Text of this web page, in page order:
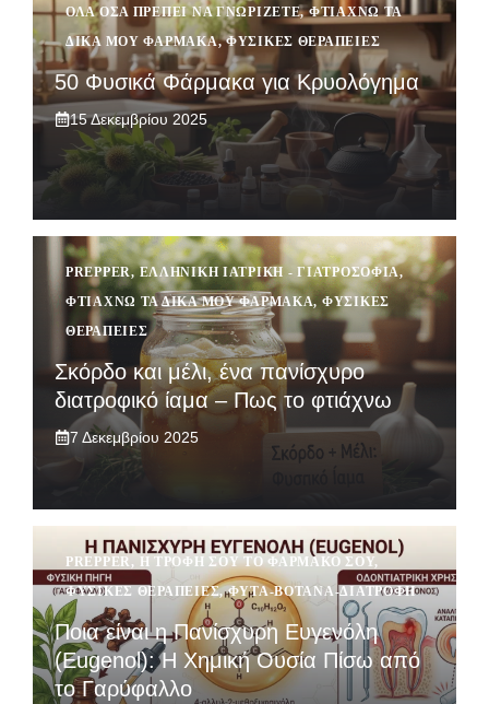
ΌΛΑ ΌΣΑ ΠΡΈΠΕΙ ΝΑ ΓΝΩΡΊΖΕΤΕ,ΦΤΙΆΧΝΩ ΤΑ
ΔΙΚΆ ΜΟΥ ΦΆΡΜΑΚΑ,ΦΥΣΙΚΈΣ ΘΕΡΑΠΕΊΕΣ
50 Φυσικά Φάρμακα για Κρυολόγημα
15 Δεκεμβρίου 2025
PREPPER,ΕΛΛΗΝΙΚΉ ΙΑΤΡΙΚΉ - ΓΙΑΤΡΟΣΌΦΙΑ,
ΦΤΙΆΧΝΩ ΤΑ ΔΙΚΆ ΜΟΥ ΦΆΡΜΑΚΑ, ΦΥΣΙΚΈΣ
ΘΕΡΑΠΕΊΕΣ
Σκόρδο και μέλι, ένα πανίσχυρο
διατροφικό ίαμα – Πως το φτιάχνω
7 Δεκεμβρίου 2025
PREPPER , Η ΤΡΟΦΉ ΣΟΥ ΤΟ ΦΆΡΜΑΚΟ ΣΟΥ,
ΦΥΣΙΚΈΣ ΘΕΡΑΠΕΊΕΣ,ΦΥΤΆ-ΒΌΤΑΝΑ-ΔΙΑΤΡΟΦΉ
Ποια είναι η Πανίσχυρη Ευγενόλη
(Eugenol): Η Χημική Ουσία Πίσω από
το Γαρύφαλλο